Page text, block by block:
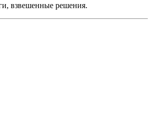
взвешенные решения.